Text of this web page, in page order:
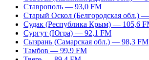
Ставрополь — 93,0 FM
Старый Оскол (Белгородская обл.)
Судак (Республика Крым) — 105,6
Сургут (Югра) — 92,1 FM
Сызрань (Самарская обл.) — 98,3 FM
Тамбов — 99,9 FM